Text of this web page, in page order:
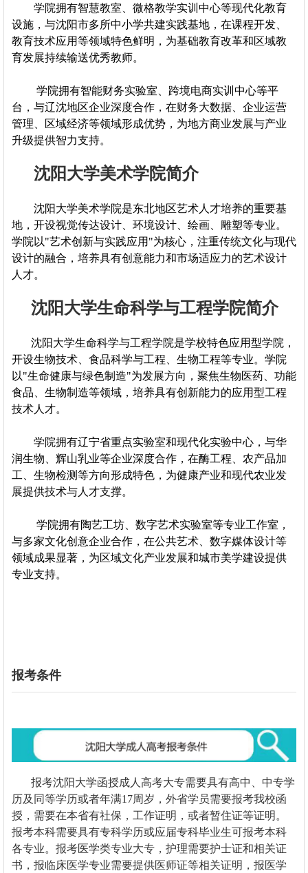
学院拥有智慧教室、微格教学实训中心等现代化教育
设施，与沈阳市多所中小学共建实践基地，在课程开发、
教育技术应用等领域特色鲜明，为基础教育改革和区域教
育发展持续输送优秀教师。
学院拥有智能财务实验室、跨境电商实训中心等平
台，与辽沈地区企业深度合作，在财务大数据、企业运营
管理、区域经济等领域形成优势，为地方商业发展与产业
升级提供智力支持。
沈阳大学美术学院简介
沈阳大学美术学院是东北地区艺术人才培养的重要基
地，开设视觉传达设计、环境设计、绘画、雕塑等专业。
学院以"艺术创新与实践应用"为核心，注重传统文化与现代
设计的融合，培养具有创意能力和市场适应力的艺术设计
人才。
沈阳大学生命科学与工程学院简介
沈阳大学生命科学与工程学院是学校特色应用型学院，
开设生物技术、食品科学与工程、生物工程等专业。学院
以"生命健康与绿色制造"为发展方向，聚焦生物医药、功能
食品、生物制造等领域，培养具有创新能力的应用型工程
技术人才。
学院拥有辽宁省重点实验室和现代化实验中心，与华
润生物、辉山乳业等企业深度合作，在酶工程、农产品加
工、生物检测等方向形成特色，为健康产业和现代农业发
展提供技术与人才支撑。
学院拥有陶艺工坊、数字艺术实验室等专业工作室，
与多家文化创意企业合作，在公共艺术、数字媒体设计等
领域成果显著，为区域文化产业发展和城市美学建设提供
专业支持。
报考条件
报考沈阳大学函授成人高考大专需要具有高中、中专学
历及同等学历或者年满17周岁，外省学员需要报考我校函
授，需要在本省有社保，工作证明，或者暂住证等证明。
报考本科需要具有专科学历或应届专科毕业生可报考本科
各专业。报考医学类专业大专，护理需要护士证和相关证
书，报临床医学专业需要提供医师证等相关证明，报医学